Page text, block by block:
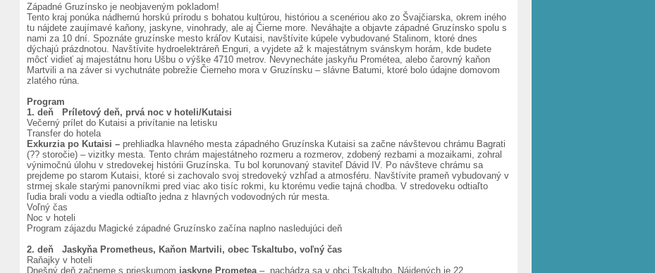
Západné Gruzínsko je neobjaveným pokladom!
Tento kraj ponúka nádhernú horskú prírodu s bohatou kultúrou, históriou a scenériou ako zo Švajčiarska, okrem iného
tu nájdete zaujímavé kaňony, jaskyne, vinohrady, ale aj Čierne more. Neváhajte a objavte západné Gruzínsko spolu s
nami za 10 dní. Spoznáte gruzínske mesto kráľov Kutaisi, navštívite kúpele vybudované Stalinom, ktoré dnes
dýchajú prázdnotou. Navštívite hydroelektráreň Enguri, a vyjdete až k majestátnym svánskym horám, kde budete
môcť vidieť aj majestátnu horu Ušbu o výške 4710 metrov. Nevynecháte jaskyňu Prométea, alebo čarovný kaňon
Martvili a na záver si vychutnáte pobrežie Čierneho mora v Gruzínsku – slávne Batumi, ktoré bolo údajne domovom
zlatého rúna.
Program
1. deň Príletový deň, prvá noc v hoteli/Kutaisi
Večerný prílet do Kutaisi a privítanie na letisku
Transfer do hotela
Exkurzia po Kutaisi – prehliadka hlavného mesta západného Gruzínska Kutaisi sa začne návštevou chrámu Bagrati
(?? storočie) – vizitky mesta. Tento chrám majestátneho rozmeru a rozmerov, zdobený rezbami a mozaikami, zohral
výnimočnú úlohu v stredovekej histórii Gruzínska. Tu bol korunovaný staviteľ Dávid IV. Po návšteve chrámu sa
prejdeme po starom Kutaisi, ktoré si zachovalo svoj stredoveký vzhľad a atmosféru. Navštívite prameň vybudovaný v
strmej skale starými panovníkmi pred viac ako tisíc rokmi, ku ktorému vedie tajná chodba. V stredoveku odtiaľto
ľudia brali vodu a viedla odtiaľto jedna z hlavných vodovodných rúr mesta.
Voľný čas
Noc v hoteli
Program zájazdu Magické západné Gruzínsko začína naplno nasledujúci deň
2. deň Jaskyňa Prometheus, Kaňon Martvili, obec Tskaltubo, voľný čas
Raňajky v hoteli
Dnešný deň začneme s prieskumom jaskyne Prometea – nachádza sa v obci Tskaltubo. Nájdených je 22